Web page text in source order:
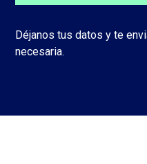
Déjanos tus datos y te
necesaria.